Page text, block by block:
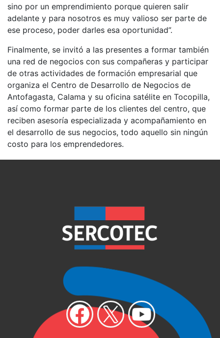
sino por un emprendimiento porque quieren salir
adelante y para nosotros es muy valioso ser parte de
ese proceso, poder darles esa oportunidad”.
Finalmente, se invitó a las presentes a formar también
una red de negocios con sus compañeras y participar
de otras actividades de formación empresarial que
organiza el Centro de Desarrollo de Negocios de
Antofagasta, Calama y su oficina satélite en Tocopilla,
así como formar parte de los clientes del centro, que
reciben asesoría especializada y acompañamiento en
el desarrollo de sus negocios, todo aquello sin ningún
costo para los emprendedores.